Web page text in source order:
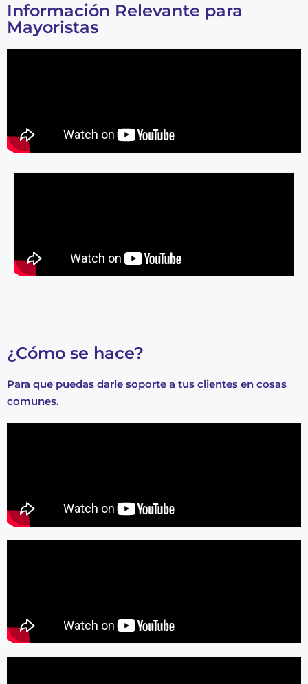
Información Relevante para
Mayoristas
¿Cómo se hace?
Para que puedas darle soporte a tus clientes en cosas
comunes.